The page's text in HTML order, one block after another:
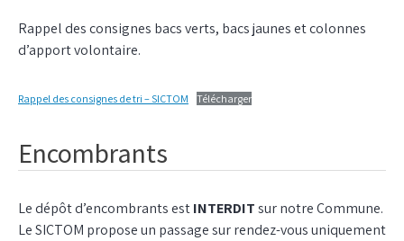
Rappel des consignes bacs verts, bacs jaunes et colonnes
d’apport volontaire.
Rappel des consignes de tri – SICTOM Télécharger
Encombrants
Le dépôt d’encombrants estINTERDITsur notre Commune.
Le SICTOM propose un passage sur rendez-vous uniquement